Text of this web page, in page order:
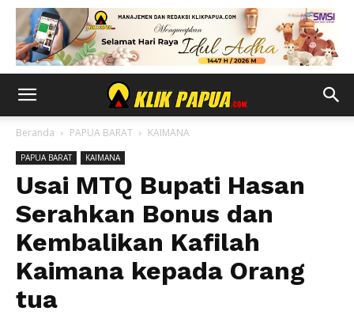
Beranda PAPUA BARAT KAIMANA
PAPUA BARAT KAIMANA
Usai MTQ Bupati Hasan
Serahkan Bonus dan
Kembalikan Kafilah
Kaimana kepada Orang
tua